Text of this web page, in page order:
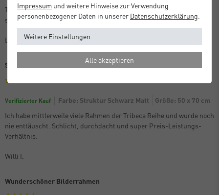
Tolle Bilderrahmen, Schicht und hochwertig. Bin sehr zufrieden,
sehen sehr gut aus.
Bettina S.
Schick, stabil, funktional
Verifizierter Kauf Farbe: Struktur Schwarz Matt
Größe: 50 x 70 cm
Ich habe mittlerweile viele Rahmen der Tribeca Reihe und wurde noch
nie enttäuscht. Schlicht, durchdacht und super Preis-Leistungs-
Verhältnis.
Willi I.
Wunderschöner Bilderrahmen
Impressum und weitere Hinweise zur Verwendung
personenbezogener Daten in unserer Daten­schutz­erklärung
Weitere Einstellungen
Alle akzeptieren